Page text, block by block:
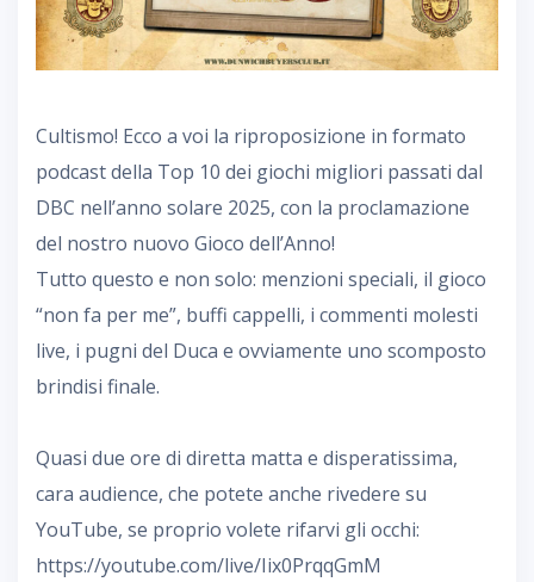
Cultismo! Ecco a voi la riproposizione in formato
podcast della Top 10 dei giochi migliori passati dal
DBC nell’anno solare 2025, con la proclamazione
del nostro nuovo Gioco dell’Anno!
Tutto questo e non solo: menzioni speciali, il gioco
“non fa per me”, buffi cappelli, i commenti molesti
live, i pugni del Duca e ovviamente uno scomposto
brindisi finale.
Quasi due ore di diretta matta e disperatissima,
cara audience, che potete anche rivedere su
YouTube, se proprio volete rifarvi gli occhi:
https://youtube.com/live/Iix0PrqqGmM